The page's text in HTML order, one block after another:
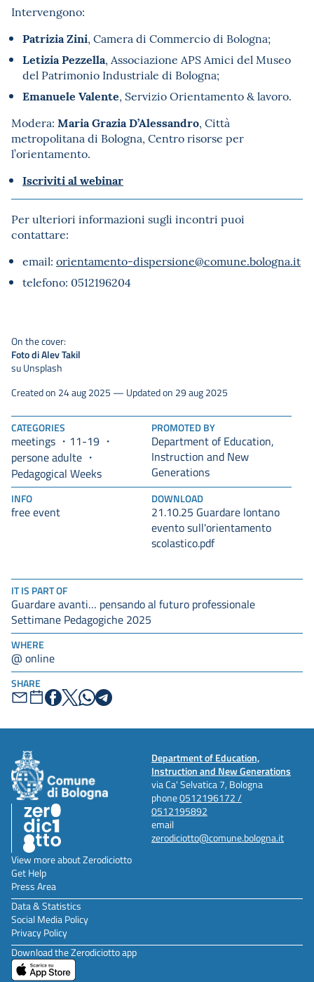
IT IS PART OF
Guardare avanti… pensando al futuro professionale
Settimane Pedagogiche 2025
WHERE
@ online
SHARE
Intervengono:
Patrizia Zini, Camera di Commercio di Bologna;
Letizia Pezzella, Associazione APS Amici del Museo
del Patrimonio Industriale di Bologna;
Emanuele Valente, Servizio Orientamento & lavoro.
Modera: Maria Grazia D’Alessandro, Città
metropolitana di Bologna, Centro risorse per
l’orientamento.
Iscriviti al webinar
Per ulteriori informazioni sugli incontri puoi
contattare:
email: orientamento-dispersione@comune.bologna.it
telefono: 0512196204
CATEGORIES
meetings
11-19
persone adulte
Pedagogical Weeks
PROMOTED BY
Department of Education,
Instruction and New
Generations
INFO
free event
DOWNLOAD
21.10.25 Guardare lontano
evento sull'orientamento
scolastico.pdf
On the cover:
Foto di Alev Takil
su Unsplash
Created on 24 aug 2025 — Updated on 29 aug 2025
Department of Education,
Instruction and New Generations
via Ca' Selvatica 7, Bologna
phone0512196172 /
0512195892
email
zerodiciotto@comune.bologna.it
View more about Zerodiciotto
Get Help
Press Area
Data & Statistics
Social Media Policy
Privacy Policy
Download the Zerodiciotto app